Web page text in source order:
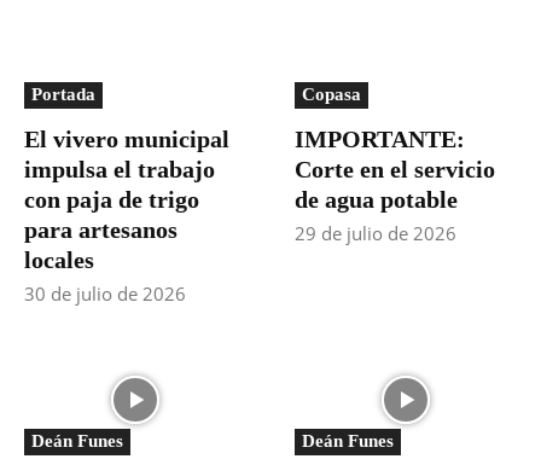
Portada
El vivero municipal
impulsa el trabajo
con paja de trigo
para artesanos
locales
30 de julio de 2026
Copasa
IMPORTANTE:
Corte en el servicio
de agua potable
29 de julio de 2026
Deán Funes Deán Funes